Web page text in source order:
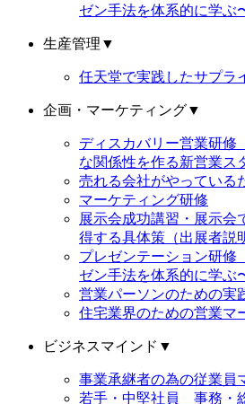
ゼン手法を体系的に学ぶ
生産管理 ▼
任天堂で実践したサプラ
企画・マーケティング▼
ディスカバリー営業研
な関係性を作る新営業ス
売れる会社がやっている
マーケティング研修
展示会成功講習・展示会
得する具体策（出展者説
プレゼンテーション研
ゼン手法を体系的に学ぶ
営業パーソンのための実
住宅業界のための営業マ
ビジネスマインド ▼
事業承継者の為の従業員
若手・中堅社員 事務・